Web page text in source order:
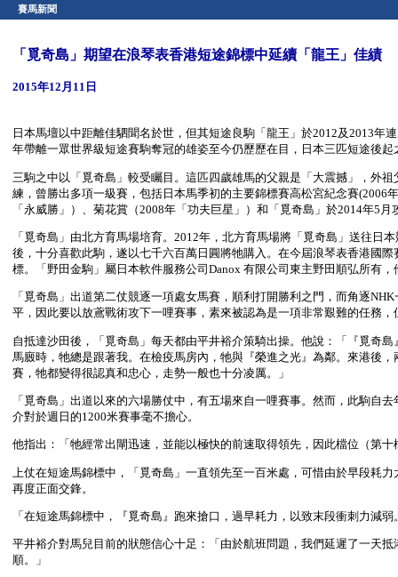
賽馬新聞
「覓奇島」期望在浪琴表香港短途錦標中延續「龍王」佳績
2015年12月11日
日本馬壇以中距離佳駟聞名於世，但其短途良駒「龍王」於2012及2013
年帶離一眾世界級短途賽駒奪冠的雄姿至今仍歷歷在目，日本三匹短途後
三駒之中以「覓奇島」較受矚目。這匹四歲雄馬的父親是「大震撼」，外
練，曾勝出多項一級賽，包括日本馬季初的主要錦標賽高松宮紀念賽(2006
「永威勝」）、菊花賞（2008年「功夫巨星」）和「覓奇島」於2014年5月
「覓奇島」由北方育馬場培育。2012年，北方育馬場將「覓奇島」送往
後，十分喜歡此駒，遂以七千六百萬日圓將牠購入。在今屆浪琴表香港國
標。「野田金駒」屬日本軟件服務公司Danox 有限公司東主野田順弘所有
「覓奇島」出道第二仗競逐一項處女馬賽，順利打開勝利之門，而角逐
平，因此要以放鳶戰術攻下一哩賽事，素來被認為是一項非常艱難的任務
自抵達沙田後，「覓奇島」每天都由平井裕介策騎出操。他說：「『覓奇
馬廄時，牠總是跟著我。在檢疫馬房內，牠與『榮進之光』為鄰。來港後
賽，牠都變得很認真和忠心，走勢一般也十分凌厲。」
「覓奇島」出道以來的六場勝仗中，有五場來自一哩賽事。然而，此駒自
介對於週日的1200米賽事毫不擔心。
他指出：「牠經常出閘迅速，並能以極快的前速取得領先，因此檔位（第
上仗在短途馬錦標中，「覓奇島」一直領先至一百米處，可惜由於早段耗
再度正面交鋒。
「在短途馬錦標中，『覓奇島』跑來搶口，過早耗力，以致末段衝刺力減
平井裕介對馬兒目前的狀態信心十足：「由於航班問題，我們延遲了一天
順。」